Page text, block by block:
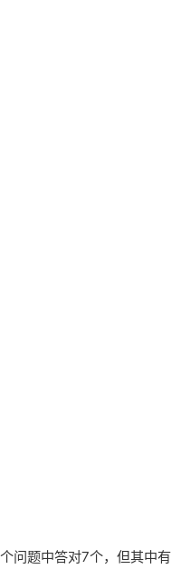
问题中答对7个，但其中有